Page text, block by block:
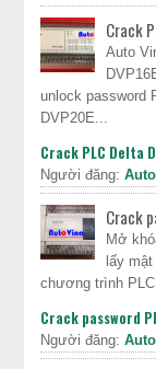
Crack
Auto
unlock password
DVP20E...
Crack PLC Delta
Người đăng:
Crack
Mở
lấy
chương trình
Crack password
Người đăng: